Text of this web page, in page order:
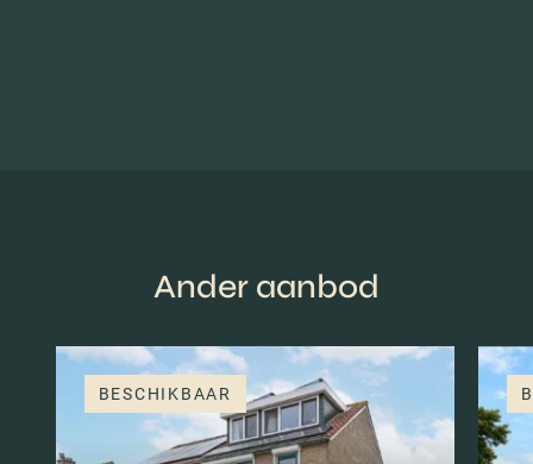
Ander aanbod
BESCHIKBAAR